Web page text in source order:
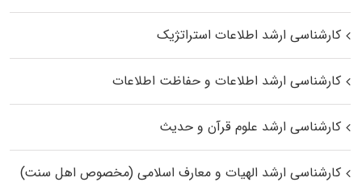
کارشناسی ارشد اطلاعات استراتژیک
کارشناسی ارشد اطلاعات و حفاظت اطلاعات
کارشناسی ارشد علوم قرآن و حدیث
کارشناسی ارشد الهیات و معارف اسلامی (مخصوص اهل سنت)